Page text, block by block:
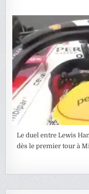
Le duel entre Lewis
dès le premier tour à